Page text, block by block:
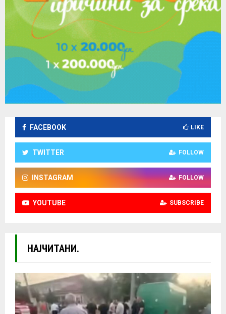
FACEBOOK LIKE
TWITTER FOLLOW
INSTAGRAM FOLLOW
YOUTUBE SUBSCRIBE
НАЈЧИТАНИ.